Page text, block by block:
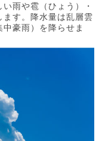
雨や雹（ひょう）・
す。降水量は乱層雲
豪雨）を降らせま